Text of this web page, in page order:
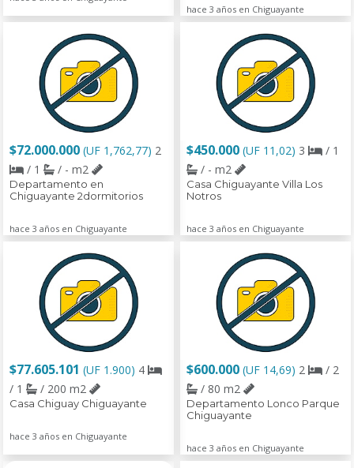
hace 3 años en Chiguayante
$72.000.000 (UF 1,762,77) 2
/ 1
/ - m2
Departamento en
Chiguayante 2dormitorios
hace 3 años en Chiguayante
$450.000 (UF 11,02) 3
/ 1
/ - m2
Casa Chiguayante Villa Los
Notros
hace 3 años en Chiguayante
$77.605.101 (UF 1.900) 4
/ 1
/ 200 m2
Casa Chiguay Chiguayante
hace 3 años en Chiguayante
$600.000 (UF 14,69) 2
/ 2
/ 80 m2
Departamento Lonco Parque
Chiguayante
hace 3 años en Chiguayante